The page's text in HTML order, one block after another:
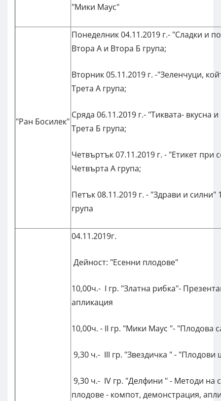
"Мики Маус"
"Ран Босилек"
Понеделник 04.11.2019 г.- "Сладки и
Втора А и Втора Б група;
Вторник 05.11.2019 г. -"Зеленчуци,
Трета А група;
Сряда 06.11.2019 г.- "Тиквата- вкусна
Трета Б група;
Четвъртък 07.11.2019 г. - "Етикет при
Четвърта А група;
Петък 08.11.2019 г. - "Здрави и силни"
група
04.11.2019г.
Дейност: "Есенни плодове"
10,00ч.- I гр. "Златна рибка"-
апликация
10,00ч. - II гр. "Мики Маус "- "Плодова
9,30 ч.- III гр. "Звездичка " -
9,30 ч.- IV гр. "Делфини " - Методи на
плодове - компот, демонстрация,